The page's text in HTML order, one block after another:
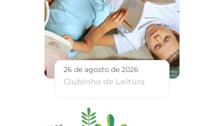
26 de agosto de 2026
Clubinho de Leitura